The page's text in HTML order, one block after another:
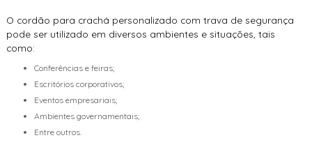
O cordão para crachá personalizado com trava de segurança
pode ser utilizado em diversos ambientes e situações, tais
como:
Conferências e feiras;
Escritórios corporativos;
Eventos empresariais;
Ambientes governamentais;
Entre outros.